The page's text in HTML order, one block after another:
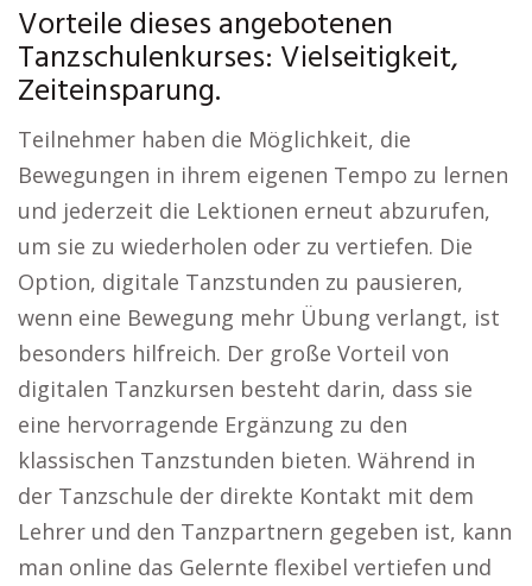
Vorteile dieses angebotenen
Tanzschulenkurses: Vielseitigkeit,
Zeiteinsparung.
Teilnehmer haben die Möglichkeit, die
Bewegungen in ihrem eigenen Tempo zu lernen
und jederzeit die Lektionen erneut abzurufen,
um sie zu wiederholen oder zu vertiefen. Die
Option, digitale Tanzstunden zu pausieren,
wenn eine Bewegung mehr Übung verlangt, ist
besonders hilfreich. Der große Vorteil von
digitalen Tanzkursen besteht darin, dass sie
eine hervorragende Ergänzung zu den
klassischen Tanzstunden bieten. Während in
der Tanzschule der direkte Kontakt mit dem
Lehrer und den Tanzpartnern gegeben ist, kann
man online das Gelernte flexibel vertiefen und